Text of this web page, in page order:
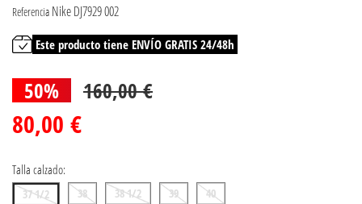
Referencia Nike DJ7929 002
Este producto tiene ENVÍO GRATIS 24/48h
50% 160,00 €
80,00 €
Talla calzado:
37 1/2 38 38 1/2 39
40